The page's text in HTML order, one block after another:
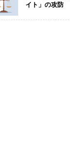
イト」の攻防